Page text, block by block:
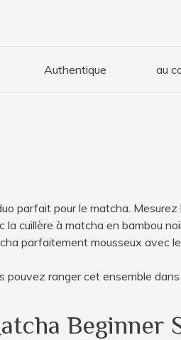
Authentique au
parfait pour le matcha.
la cuillère à matcha en bambou
parfaitement mousseux avec
pouvez ranger cet ensemble
Beginner